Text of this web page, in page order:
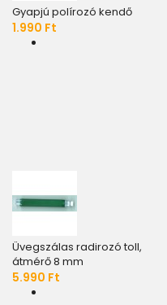
Gyapjú polírozó kendő
1.990 Ft
Üvegszálas radirozó toll,
átmérő 8 mm
5.990 Ft